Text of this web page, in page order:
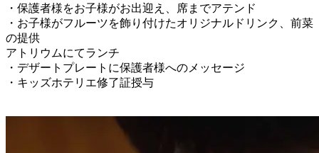
・保護者様をお子様がお出迎え、席までアテンド
・お子様がフルーツを飾り付けたオリジナルドリンク、前菜
の提供
アトリウムにてランチ
・デザートプレートに保護者様へのメッセージ
・キッズホテリエ修了証授与